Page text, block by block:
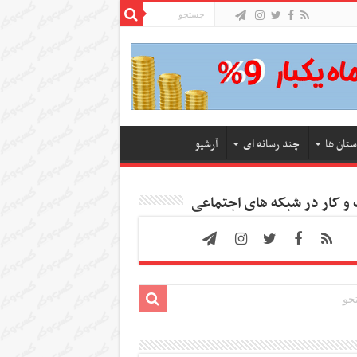
ها چند رسانه ای آرشیو
کار در شبکه های اجتماعی